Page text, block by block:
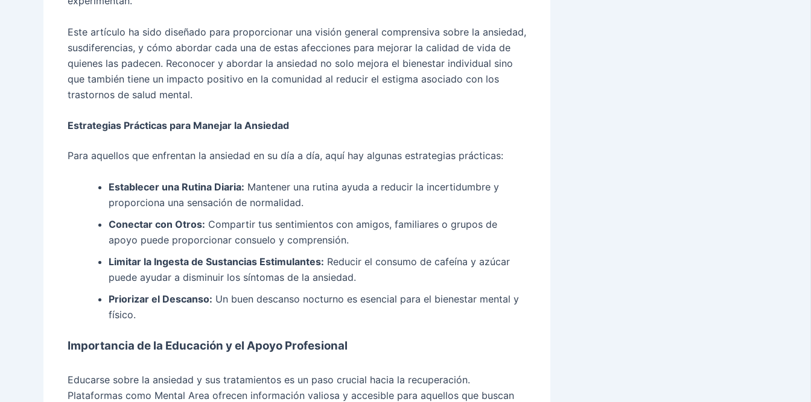
Este artículo ha sido diseñado para proporcionar una visión general comprensiva sobre la ansiedad,
susdiferencias, y cómo abordar cada una de estas afecciones para mejorar la calidad de vida de
quienes las padecen. Reconocer y abordar la ansiedad no solo mejora el bienestar individual sino
que también tiene un impacto positivo en la comunidad al reducir el estigma asociado con los
trastornos de salud mental.
Estrategias Prácticas para Manejar la Ansiedad
Para aquellos que enfrentan la ansiedad en su día a día, aquí hay algunas estrategias prácticas:
Establecer una Rutina Diaria: Mantener una rutina ayuda a reducir la incertidumbre y
proporciona una sensación de normalidad.
Conectar con Otros: Compartir tus sentimientos con amigos, familiares o grupos de
apoyo puede proporcionar consuelo y comprensión.
Limitar la Ingesta de Sustancias Estimulantes: Reducir el consumo de cafeína y azúcar
puede ayudar a disminuir los síntomas de la ansiedad.
Priorizar el Descanso: Un buen descanso nocturno es esencial para el bienestar mental y
físico.
Importancia de la Educación y el Apoyo Profesional
Educarse sobre la ansiedad y sus tratamientos es un paso crucial hacia la recuperación.
Plataformas como Mental Area ofrecen información valiosa y accesible para aquellos que buscan